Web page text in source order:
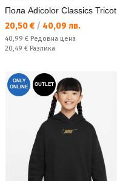
Пола Adicolor Classics Tricot
Текуща цена:
20,50 € / 40,09 лв.
Редовна цена:
40,99 € Редовна цена
Спестявате:
20,49 € Разлика
ONLY
ONLINE
OUTLET